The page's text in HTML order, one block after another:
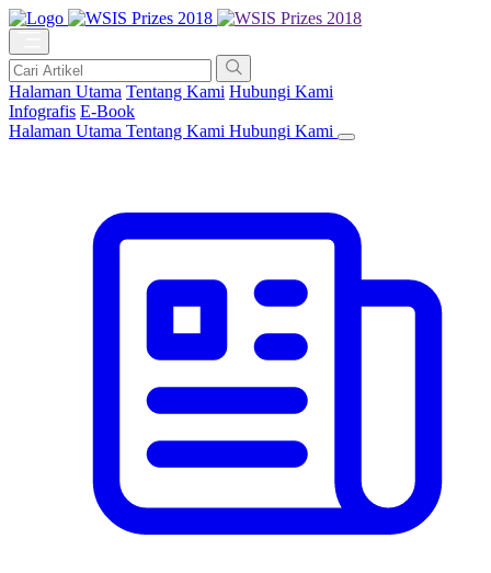
Halaman Utama Tentang Kami Hubungi Kami
Infografis E-Book
Halaman Utama Tentang Kami Hubungi Kami